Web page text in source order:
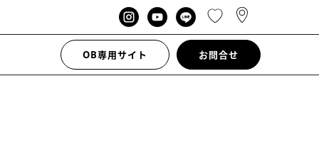
OB専用サイト お問合せ